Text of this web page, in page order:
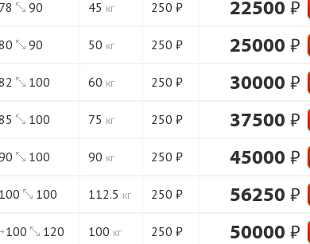
78 90 45 кг 250 ₽ 22500 ₽
90 50 кг 250 ₽ 25000 ₽
100 60 кг 250 ₽ 30000 ₽
100 75 кг 250 ₽ 37500 ₽
100 90 кг 250 ₽ 45000 ₽
100 100 112.5 кг 250 ₽ 56250 ₽
100 120 100 кг 250 ₽ 50000 ₽